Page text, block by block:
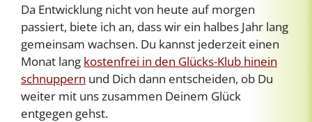
Da Entwicklung nicht von heute auf morgen
passiert, biete ich an, dass wir ein halbes Jahr lang
gemeinsam wachsen. Du kannst jederzeit einen
Monat lang kostenfrei in den Glücks-Klub hinein
schnuppern und Dich dann entscheiden, ob Du
weiter mit uns zusammen Deinem Glück
entgegen gehst.